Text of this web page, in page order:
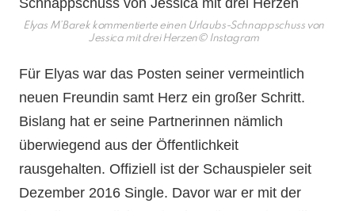
Elyas M’Barek kommentierte einen Urlaubs-Schnappschuss von
Jessica mit drei Herzen© Instagram
Für Elyas war das Posten seiner vermeintlich
neuen Freundin samt Herz ein großer Schritt.
Bislang hat er seine Partnerinnen nämlich
überwiegend aus der Öffentlichkeit
rausgehalten. Offiziell ist der Schauspieler seit
Dezember 2016 Single. Davor war er mit der